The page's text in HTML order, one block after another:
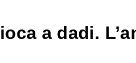
a dadi.